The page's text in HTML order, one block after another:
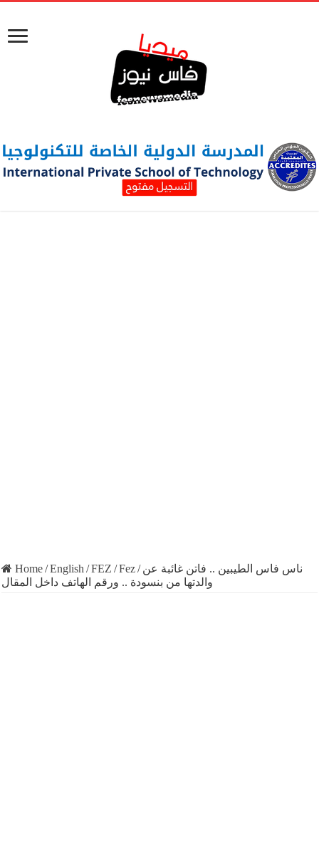
Home/English /FEZ /Fez/ ناس فاس الطيبين .. فاتن غائبة عن
والدتها من بنسودة .. ورقم الهاتف داخل المقال